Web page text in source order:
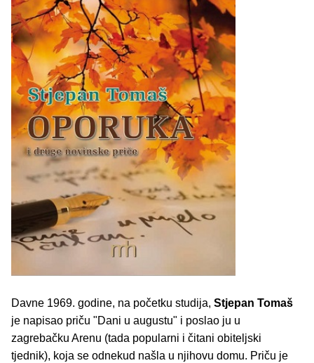
Davne 1969. godine, na početku studija, Stjepan Tomaš
je napisao priču "Dani u augustu" i poslao ju u
zagrebačku Arenu (tada popularni i čitani obiteljski
tjednik), koja se odnekud našla u njihovu domu. Priču je